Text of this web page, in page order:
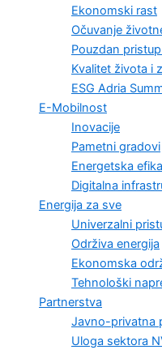
Ekonomski rast
Očuvanje
Pouzdan
Kvalitet života i
ESG Adria
E-Mobilnost
Inovacije
Pametni gradovi
Energetska
Digitalna
Energija za sve
Univerzalni
Održiva energija
Ekonomska
Tehnološki
Partnerstva
Javno-privatna
Uloga sektora